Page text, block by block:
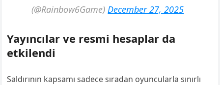
(@Rainbow6Game) December 27, 2025
Yayıncılar ve resmi hesaplar da
etkilendi
Saldırının kapsamı sadece sıradan oyuncularla sınırlı